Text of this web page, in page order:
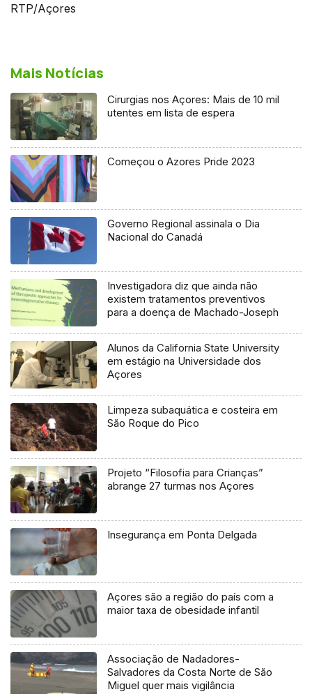
RTP/Açores
Mais Notícias
Cirurgias nos Açores: Mais de 10 mil
utentes em lista de espera
Começou o Azores Pride 2023
Governo Regional assinala o Dia
Nacional do Canadá
Investigadora diz que ainda não
existem tratamentos preventivos
para a doença de Machado-Joseph
Alunos da California State University
em estágio na Universidade dos
Açores
Limpeza subaquática e costeira em
São Roque do Pico
Projeto “Filosofia para Crianças”
abrange 27 turmas nos Açores
Insegurança em Ponta Delgada
Açores são a região do país com a
maior taxa de obesidade infantil
Associação de Nadadores-
Salvadores da Costa Norte de São
Miguel quer mais vigilância